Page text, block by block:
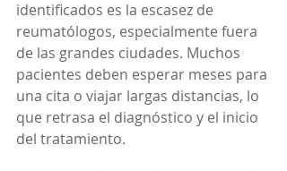
identificados es la escasez de
reumatólogos, especialmente fuera
de las grandes ciudades. Muchos
pacientes deben esperar meses para
una cita o viajar largas distancias, lo
que retrasa el diagnóstico y el inicio
del tratamiento.